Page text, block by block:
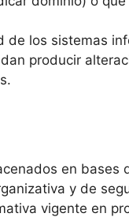
los sistemas
producir
en
y de
vigente en